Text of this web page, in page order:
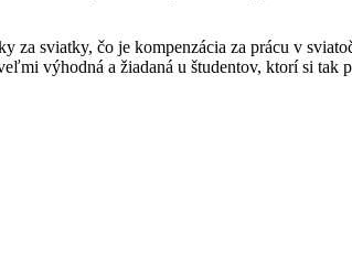
za sviatky, čo je kompenzácia za prácu v
výhodná a žiadaná u študentov, ktorí si